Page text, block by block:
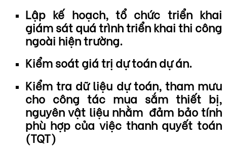
Lập kế hoạch, tổ chức triển khai
giám sát quá trình triển khai thi công
ngoài hiện trường.
Kiểm soát giá trị dự toán dự án.
Kiểm tra dữ liệu dự toán, tham mưu
cho công tác mua sắm thiết bị,
nguyên vật liệu nhằm đảm bảo tính
phù hợp của việc thanh quyết toán
(TQT)